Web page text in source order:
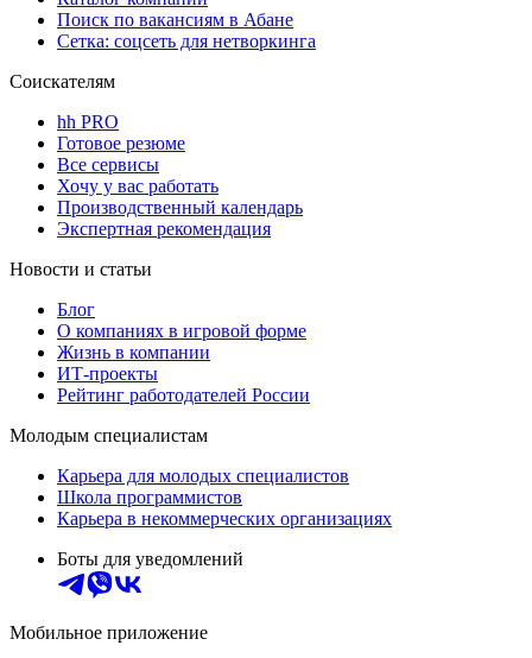
Поиск по вакансиям в Абане
Сетка: соцсеть для нетворкинга
Соискателям
hh PRO
Готовое резюме
Все сервисы
Хочу у вас работать
Производственный календарь
Экспертная рекомендация
Новости и статьи
Блог
О компаниях в игровой форме
Жизнь в компании
ИТ-проекты
Рейтинг работодателей России
Молодым специалистам
Карьера для молодых специалистов
Школа программистов
Карьера в некоммерческих организациях
Боты для уведомлений
Мобильное приложение